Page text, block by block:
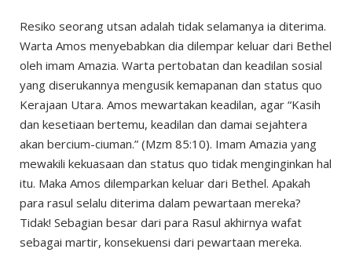
Resiko seorang utsan adalah tidak selamanya ia diterima.
Warta Amos menyebabkan dia dilempar keluar dari Bethel
oleh imam Amazia. Warta pertobatan dan keadilan sosial
yang diserukannya mengusik kemapanan dan status quo
Kerajaan Utara. Amos mewartakan keadilan, agar “Kasih
dan kesetiaan bertemu, keadilan dan damai sejahtera
akan bercium-ciuman.” (Mzm 85:10). Imam Amazia yang
mewakili kekuasaan dan status quo tidak menginginkan hal
itu. Maka Amos dilemparkan keluar dari Bethel. Apakah
para rasul selalu diterima dalam pewartaan mereka?
Tidak! Sebagian besar dari para Rasul akhirnya wafat
sebagai martir, konsekuensi dari pewartaan mereka.